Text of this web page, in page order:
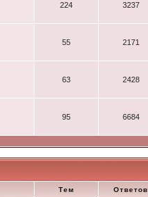
224 3237
55 2171
63 2428
95 6684
Тем Ответов